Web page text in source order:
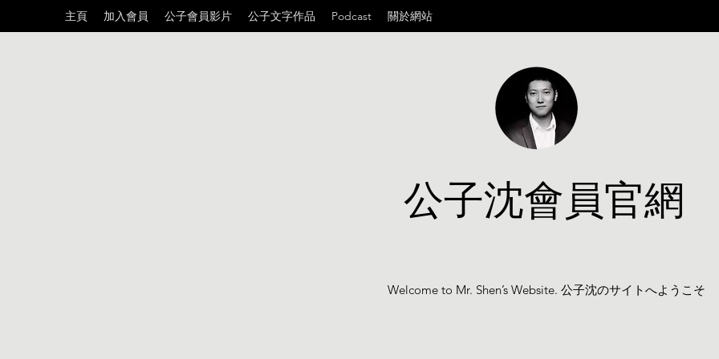
主頁 加入會員 公子會員影片 公子文字作品 Podcast 關於網站
公子沈會員官網
Welcome to Mr. Shen’s Website. 公子沈のサイトへようこそ